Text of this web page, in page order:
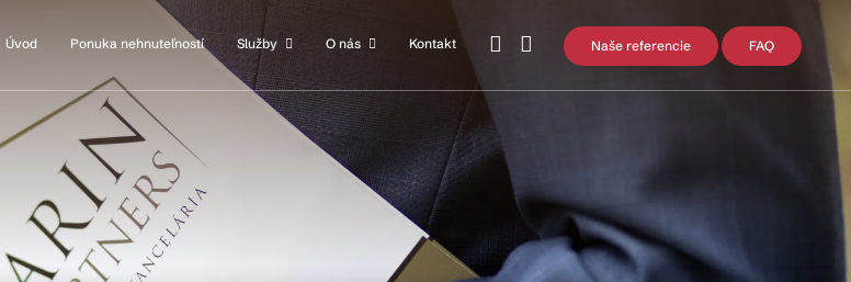
Úvod Ponuka nehnuteľností Služby O nás Kontakt Naše referencie FAQ